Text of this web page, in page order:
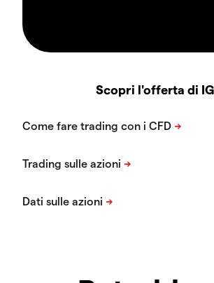
Scopri l'offerta di